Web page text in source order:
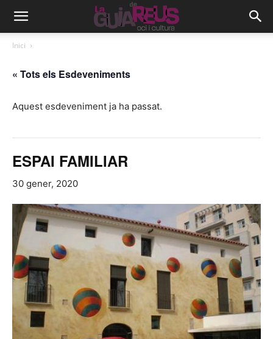
Inici
« Tots els Esdeveniments
Aquest esdeveniment ja ha passat.
ESPAI FAMILIAR
30 gener, 2020